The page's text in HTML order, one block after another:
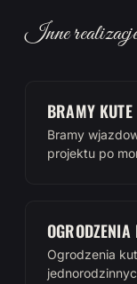
Inne
BRAMY KUTE
Bramy
projektu po
OGRODZENIA
Ogrodzenia